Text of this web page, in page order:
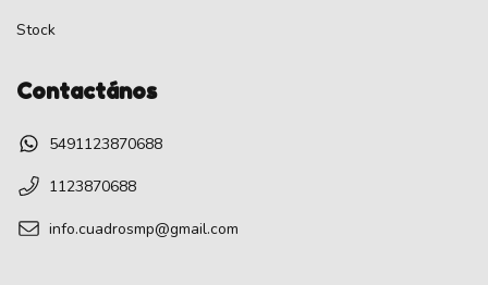
Stock
Contactános
5491123870688
1123870688
info.cuadrosmp@gmail.com